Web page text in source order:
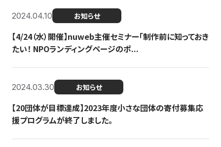
2024.04.10 お知らせ
【4/24（水）開催】nuweb主催セミナー「制作前に知っておき
たい！ NPOランディングページのポ...
2024.03.30 お知らせ
【20団体が目標達成】2023年度小さな団体の寄付募集応
援プログラムが終了しました。